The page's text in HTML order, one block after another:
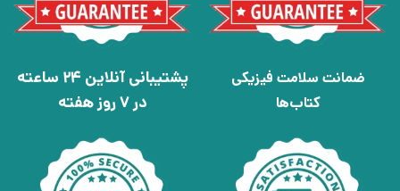
ضمانت سلامت فیزیکی
کتاب‌ها
پشتیبانی آنلاین 24 ساعته
در 7 روز هفته